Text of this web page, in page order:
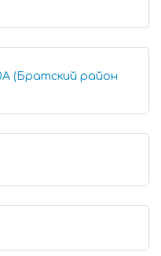
(Братский район